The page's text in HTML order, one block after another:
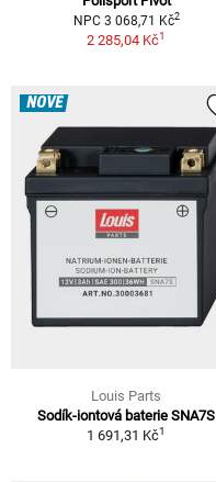
NPC 3 068,71 Kč2
2 285,04 Kč1
NOVÉ
Louis Parts
Sodík-iontová baterie SNA7S
1 691,31 Kč1